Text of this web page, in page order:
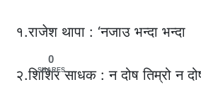
१.राजेश थापा : ‘नजाउ भन्दा भन्दा
२.शिशिर साधक : न दोष तिम्रो न
0
SHARES